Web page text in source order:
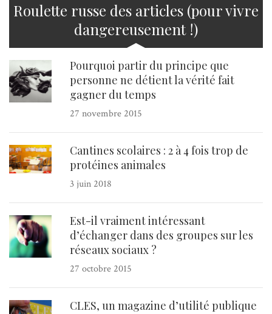
Roulette russe des articles (pour vivre
dangereusement !)
Pourquoi partir du principe que
personne ne détient la vérité fait
gagner du temps
27 novembre 2015
Cantines scolaires : 2 à 4 fois trop de
protéines animales
3 juin 2018
Est-il vraiment intéressant
d’échanger dans des groupes sur les
réseaux sociaux ?
27 octobre 2015
CLES, un magazine d’utilité publique